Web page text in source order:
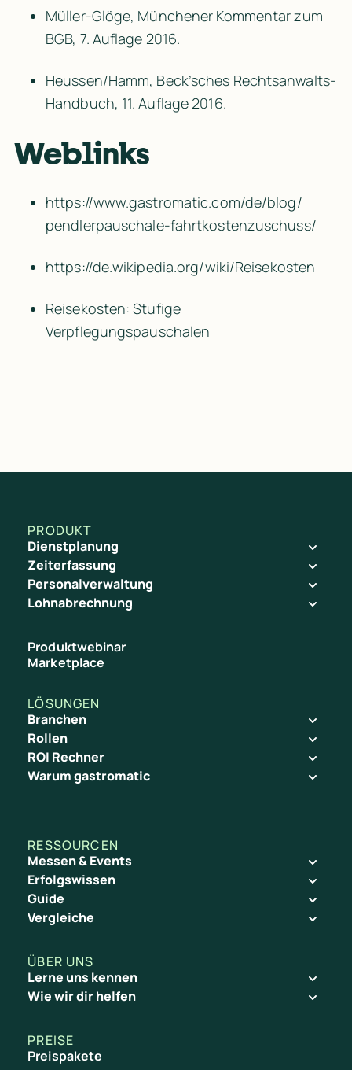
Müller-Glöge, Münchener Kommentar zum
BGB, 7. Auflage 2016.
Heussen/Hamm, Beck’sches Rechtsanwalts-
Handbuch, 11. Auflage 2016.
Weblinks
https:/​/​www.gastromatic.com/​de/​blog/​
pendlerpauschale-fahrtkostenzuschuss/​
https:/​/​de.wikipedia.org/​wiki/​Reisekosten
Reisekosten: Stufige
Verpflegungspauschalen
PRODUKT
Dienstplanung
Zeiterfassung
Personalverwaltung
Lohnabrechnung
Produktwebinar
Marketplace
LÖSUNGEN
Branchen
Rollen
ROI Rechner
Warum gastromatic
RESSOURCEN
Messen & Events
Erfolgswissen
Guide
Vergleiche
ÜBER UNS
Lerne uns kennen
Wie wir dir helfen
PREISE
Preispakete